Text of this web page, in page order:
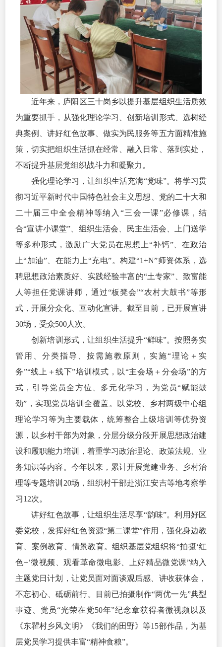
近年来，庐阳区三十岗乡以提升基层组织生活质效
为重要抓手，从强化理论学习、创新培训形式、选树经
典案例、讲好红色故事、做实为民服务等五方面精准施
策，切实把组织生活抓在经常、融入日常、落到实处，
不断提升基层党组织战斗力和凝聚力。
强化理论学习，让组织生活充满“党味”。将学习贯
彻习近平新时代中国特色社会主义思想、党的二十大和
二十届三中全会精神等纳入“三会一课”必修课，结
合“宣讲小课堂”、组织生活会、民主生活会、上门送学
等多种形式，激励广大党员在思想上“补钙”、在政治
上“加油”、在能力上“充电”。构建“1+N”师资体系，选
聘思想政治素质好、实践经验丰富的“土专家”、致富能
人等担任党课讲师，通过“板凳会”“农村大鼓书”等形
式，开展分众化、互动化宣讲。截至目前，已开展宣讲
30场，受众500人次。
创新培训形式，让组织生活提升“鲜味”。按照务实
管用、分类指导、按需施教原则，实施“理论＋实
务”“线上＋线下”培训模式，以“主会场＋分会场”的方
式，引导党员全方位、多元化学习，为党员“赋能鼓
劲”，实现党员培训全覆盖。以党校、乡村两级中心组
理论学习等为主要载体，统筹整合上级培训等优势资
源，以乡村干部为对象，分层分级分段开展思想政治建
设和履职能力培训，着重学习政治理论、政策法规、业
务知识等内容。今年以来，累计开展党建业务、乡村治
理等专题培训20场，组织村干部赴浙江安吉等地考察学
习12次。
讲好红色故事，让组织生活尽享“韵味”。利用好区
委党校，发挥好红色资源“第二课堂”作用，强化身边教
育、案例教育、情景教育。组织基层党组织将“拍摄‘红
色+’微视频、观看革命微电影、上好精品微党课”纳入
主题党日计划，让党员面对面谈观后感、讲收获体会，
不忘初心、砥砺前行。目前已拍摄制作“两优一先”典型
事迹、党员“光荣在党50年”纪念章获得者微视频以及
《东瞿村乡风文明》《我们的田野》等15部作品，为基
层党员学习提供丰富“精神食粮”。